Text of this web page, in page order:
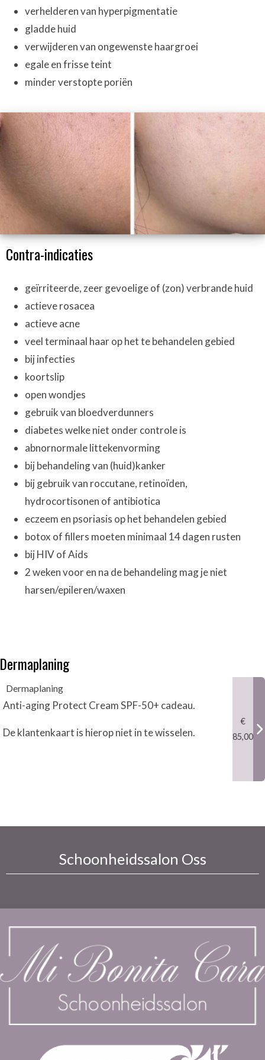
verhelderen van hyperpigmentatie
gladde huid
verwijderen van ongewenste haargroei
egale en frisse teint
minder verstopte poriën
Contra-indicaties
geïrriteerde, zeer gevoelige of (zon) verbrande huid
actieve rosacea
actieve acne
veel terminaal haar op het te behandelen gebied
bij infecties
koortslip
open wondjes
gebruik van bloedverdunners
diabetes welke niet onder controle is
abnornormale littekenvorming
bij behandeling van (huid)kanker
bij gebruik van roccutane, retinoïden,
hydrocortisonen of antibiotica
eczeem en psoriasis op het behandelen gebied
botox of fillers moeten minimaal 14 dagen rusten
bij HIV of Aids
2 weken voor en na de behandeling mag je niet
harsen/epileren/waxen
Dermaplaning
Dermaplaning
Anti-aging Protect Cream SPF-50+ cadeau.
De klantenkaart is hierop niet in te wisselen.
€
85,00
Schoonheidssalon Oss